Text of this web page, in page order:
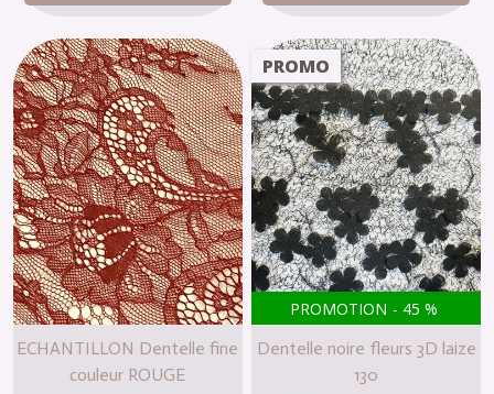
ECHANTILLON Dentelle fine
couleur ROUGE
PROMO
PROMOTION - 45 %
Dentelle noire fleurs 3D laize
130